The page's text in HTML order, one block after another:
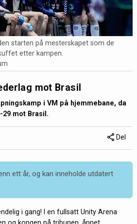
starten på mesterskapet som de
etter kampen.
mot Brasil
i VM på hjemmebane, da
29 mot Brasil.
Del
ett år, og kan inneholde utdatert
i gang! I en fullsatt Unity Arena